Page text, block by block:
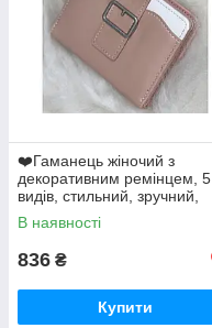
❤️Гаманець жіночий з
декоративним ремінцем, 5
видів, стильний, зручний,
компактний
В наявності
836 ₴
Купити